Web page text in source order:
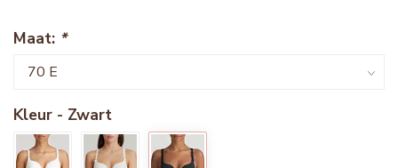
Maat: *
Kleur - Zwart